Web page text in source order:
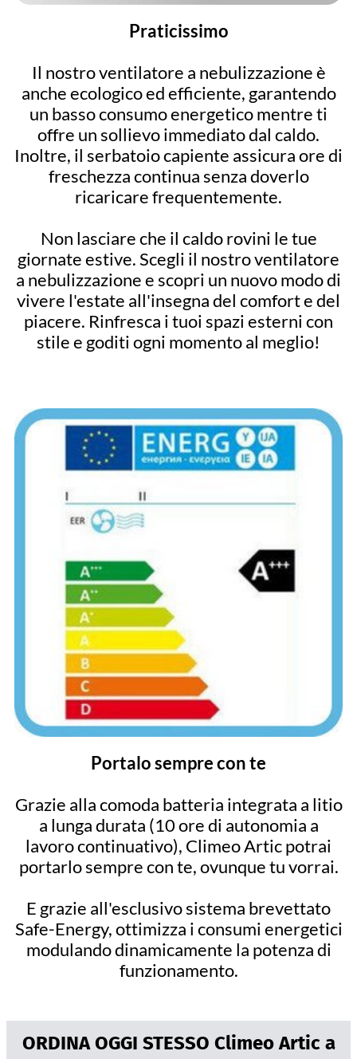
Praticissimo
Il nostro ventilatore a nebulizzazione è
anche ecologico ed efficiente, garantendo
un basso consumo energetico mentre ti
offre un sollievo immediato dal caldo.
Inoltre, il serbatoio capiente assicura ore di
freschezza continua senza doverlo
ricaricare frequentemente.
Non lasciare che il caldo rovini le tue
giornate estive. Scegli il nostro ventilatore
a nebulizzazione e scopri un nuovo modo di
vivere l'estate all'insegna del comfort e del
piacere. Rinfresca i tuoi spazi esterni con
stile e goditi ogni momento al meglio!
Portalo sempre con te
Grazie alla comoda batteria integrata a litio
a lunga durata (10 ore di autonomia a
lavoro continuativo), Climeo Artic potrai
portarlo sempre con te, ovunque tu vorrai.
E grazie all'esclusivo sistema brevettato
Safe-Energy, ottimizza i consumi energetici
modulando dinamicamente la potenza di
funzionamento.
ORDINA OGGI STESSO Climeo Artic a